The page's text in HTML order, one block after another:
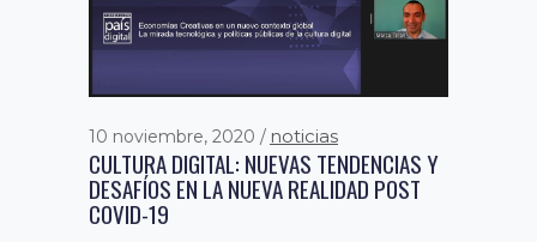
10 noviembre, 2020 noticias
CULTURA DIGITAL: NUEVAS TENDENCIAS Y
DESAFÍOS EN LA NUEVA REALIDAD POST
COVID-19